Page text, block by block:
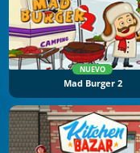
NUEVO
Mad Burger 2